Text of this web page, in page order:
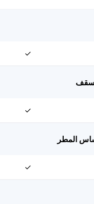
✓
✓
المطر
✓